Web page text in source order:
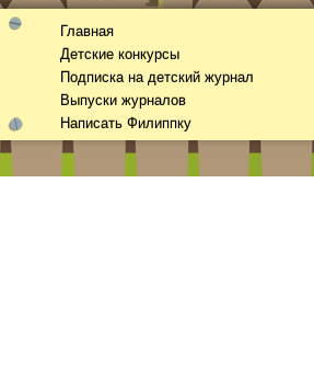
Главная
Детские конкурсы
Подписка на детский журнал
Выпуски журналов
Написать Филиппку
Смотреть видео365онлайн